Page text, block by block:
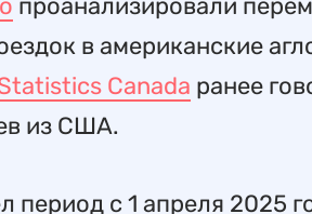
проанализировали
в американские
Canada ранее
из США.
период с 1 апреля 2025